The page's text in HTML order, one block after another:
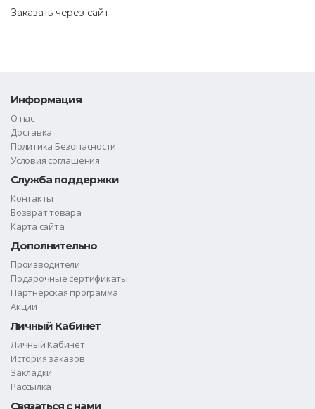
Заказать через сайт:
Информация
О нас
Доставка
Политика Безопасности
Условия соглашения
Служба поддержки
Контакты
Возврат товара
Карта сайта
Дополнительно
Производители
Подарочные сертификаты
Партнерская программа
Акции
Личный Кабинет
Личный Кабинет
История заказов
Закладки
Рассылка
Связаться с нами